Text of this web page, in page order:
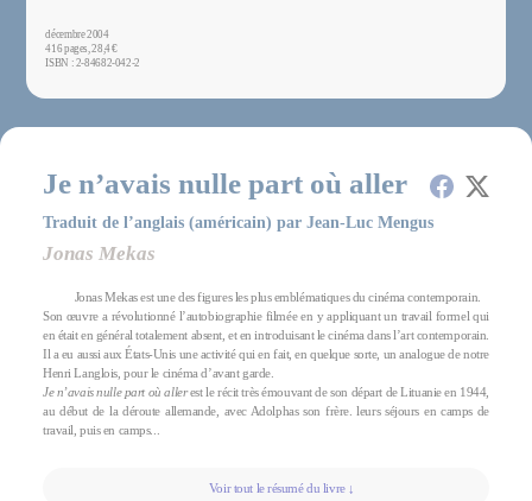
décembre 2004
416 pages, 28,4 €
ISBN : 2-84682-042-2
Je n’avais nulle part où aller
Traduit de l’anglais (américain) par Jean-Luc Mengus
Jonas Mekas
Jonas Mekas est une des figures les plus emblématiques du cinéma contemporain.
Son œuvre a révolutionné l’autobiographie filmée en y appliquant un travail formel qui
en était en général totalement absent, et en introduisant le cinéma dans l’art contemporain.
Il a eu aussi aux États-Unis une activité qui en fait, en quelque sorte, un analogue de notre
Henri Langlois, pour le cinéma d’avant garde.
Je n’avais nulle part où allerest le récit très émouvant de son départ de Lituanie en 1944,
au début de la déroute allemande, avec Adolphas son frère. leurs séjours en camps de
travail, puis en camps...
Voir tout le résumé du livre ↓